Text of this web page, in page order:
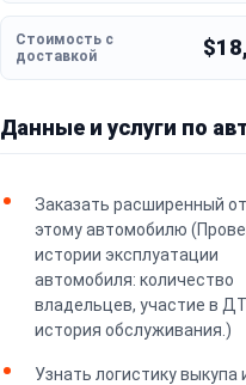
Данные и услуги по
Заказать расширенный
этому автомобилю
истории эксплуатации
автомобиля: количество
владельцев, участие в
история обслуживания.)
Узнать логистику выкупа